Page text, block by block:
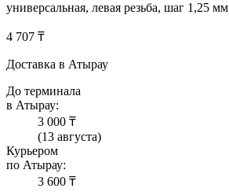
универсальная, левая резьба, шаг 1,25 мм
4 707 ₸
Доставка в Атырау
До терминала
в Атырау:
3 000 ₸
(13 августа)
Курьером
по Атырау:
3 600 ₸